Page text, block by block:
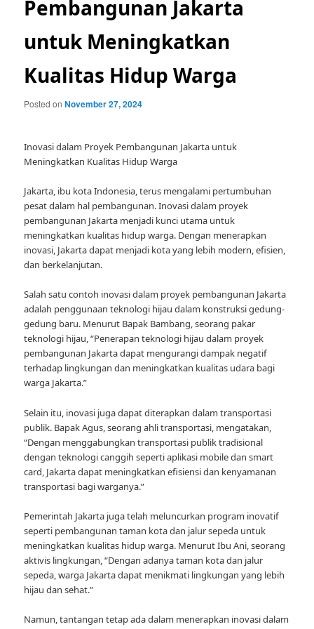
Pembangunan Jakarta
untuk Meningkatkan
Kualitas Hidup Warga
Posted onNovember 27, 2024
Inovasi dalam Proyek Pembangunan Jakarta untuk
Meningkatkan Kualitas Hidup Warga
Jakarta, ibu kota Indonesia, terus mengalami pertumbuhan
pesat dalam hal pembangunan. Inovasi dalam proyek
pembangunan Jakarta menjadi kunci utama untuk
meningkatkan kualitas hidup warga. Dengan menerapkan
inovasi, Jakarta dapat menjadi kota yang lebih modern, efisien,
dan berkelanjutan.
Salah satu contoh inovasi dalam proyek pembangunan Jakarta
adalah penggunaan teknologi hijau dalam konstruksi gedung-
gedung baru. Menurut Bapak Bambang, seorang pakar
teknologi hijau, “Penerapan teknologi hijau dalam proyek
pembangunan Jakarta dapat mengurangi dampak negatif
terhadap lingkungan dan meningkatkan kualitas udara bagi
warga Jakarta.”
Selain itu, inovasi juga dapat diterapkan dalam transportasi
publik. Bapak Agus, seorang ahli transportasi, mengatakan,
“Dengan menggabungkan transportasi publik tradisional
dengan teknologi canggih seperti aplikasi mobile dan smart
card, Jakarta dapat meningkatkan efisiensi dan kenyamanan
transportasi bagi warganya.”
Pemerintah Jakarta juga telah meluncurkan program inovatif
seperti pembangunan taman kota dan jalur sepeda untuk
meningkatkan kualitas hidup warga. Menurut Ibu Ani, seorang
aktivis lingkungan, “Dengan adanya taman kota dan jalur
sepeda, warga Jakarta dapat menikmati lingkungan yang lebih
hijau dan sehat.”
Namun, tantangan tetap ada dalam menerapkan inovasi dalam